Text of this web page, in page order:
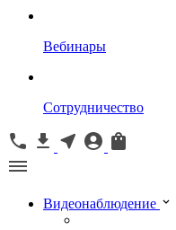
Вебинары
Сотрудничество
Видеонаблюдение